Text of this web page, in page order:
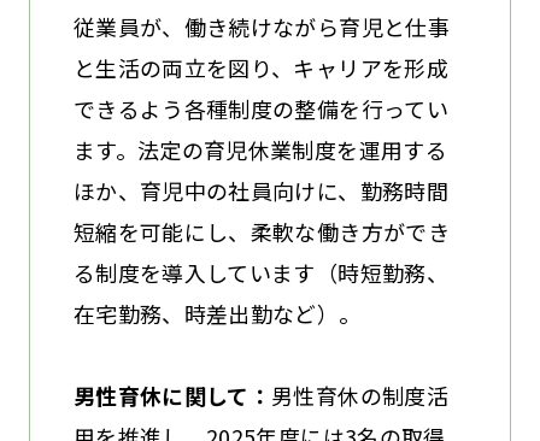
従業員が、働き続けながら育児と仕事
と生活の両立を図り、キャリアを形成
できるよう各種制度の整備を行ってい
ます。法定の育児休業制度を運用する
ほか、育児中の社員向けに、勤務時間
短縮を可能にし、柔軟な働き方ができ
る制度を導入しています（時短勤務、
在宅勤務、時差出勤など）。
男性育休に関して： 男性育休の制度活